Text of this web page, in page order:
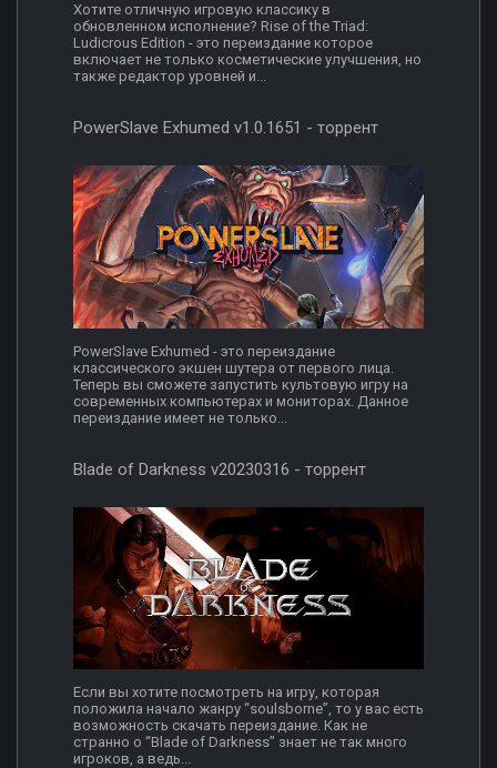
Хотите отличную игровую классику в
обновленном исполнение? Rise of the Triad:
Ludicrous Edition - это переиздание которое
включает не только косметические улучшения, но
также редактор уровней и...
PowerSlave Exhumed v1.0.1651 - торрент
PowerSlave Exhumed - это переиздание
классического экшен шутера от первого лица.
Теперь вы сможете запустить культовую игру на
современных компьютерах и мониторах. Данное
переиздание имеет не только...
Blade of Darkness v20230316 - торрент
Если вы хотите посмотреть на игру, которая
положила начало жанру “soulsborne”, то у вас есть
возможность скачать переиздание. Как не
странно о “Blade of Darkness” знает не так много
игроков, а ведь...